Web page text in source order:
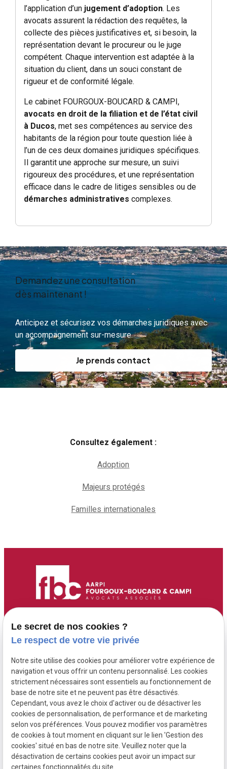
l’application d’un jugement d’adoption. Les
avocats assurent la rédaction des requêtes, la
collecte des pièces justificatives et, si besoin, la
représentation devant le procureur ou le juge
compétent. Chaque intervention est adaptée à la
situation du client, dans un souci constant de
rigueur et de conformité légale.
Le cabinet FOURGOUX-BOUCARD & CAMPI,
avocats en droit de la filiation et de l’état civil
à Ducos, met ses compétences au service des
habitants de la région pour toute question liée à
l’un de ces deux domaines juridiques spécifiques.
Il garantit une approche sur mesure, un suivi
rigoureux des procédures, et une représentation
efficace dans le cadre de litiges sensibles ou de
démarches administratives complexes.
Demandez une consultation
dès maintenant !
Anticipez et sécurisez vos démarches juridiques avec
un accompagnement sur-mesure.
Je prends contact
Consultez également :
Adoption
Majeurs protégés
Familles internationales
Adresse :
6 Route de Didier
FRANCE ( 6 rue de
Didier )
Contact :
05 96 70 00 13
boucard-campi-
avocats.com
Maître Campi
Honoraires
Postulation
Actualités
Le secret de nos cookies ?
Le respect de votre vie privée
Notre site utilise des cookies pour améliorer votre expérience de
navigation et vous offrir un contenu personnalisé. Les cookies
strictement nécessaires sont essentiels au fonctionnement de
base de notre site et ne peuvent pas être désactivés.
Cependant, vous avez le choix d'activer ou de désactiver les
cookies de personnalisation, de performance et de marketing
selon vos préférences. Vous pouvez modifier vos paramètres
de cookies à tout moment en cliquant sur le lien 'Gestion des
cookies' situé en bas de notre site. Veuillez noter que la
désactivation de certains cookies peut avoir un impact sur
certaines fonctionnalités du site.